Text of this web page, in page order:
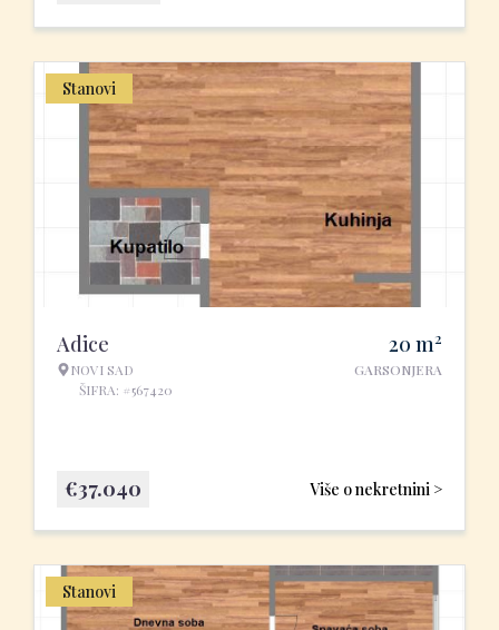
Stanovi
Adice
NOVI SAD
ŠIFRA: #567420
20 m2
GARSONJERA
Više o nekretnini >
€37.040
Stanovi